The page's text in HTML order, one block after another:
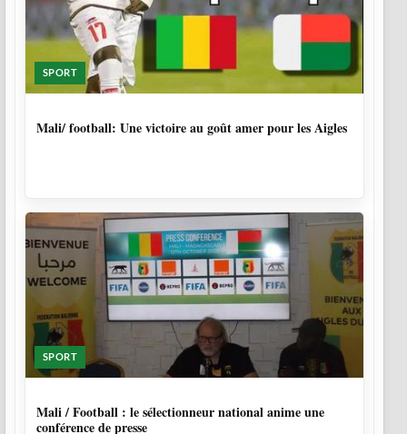
SPORT
Mali/ football: Une victoire au goût amer pour les Aigles
SPORT
Mali / Football : le sélectionneur national anime une
conférence de presse